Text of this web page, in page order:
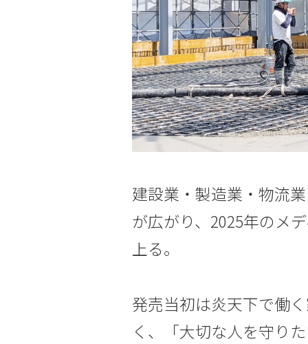
建設業・製造業・物流
が広がり、2025年のメ
上る。
発売当初は炎天下で働
く、「大切な人を守り